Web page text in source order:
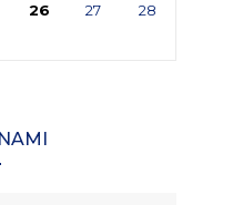
26 27
28